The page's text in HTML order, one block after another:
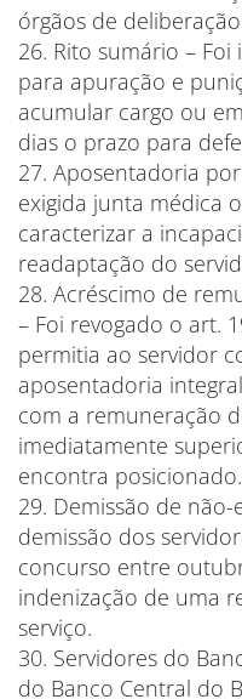
órgãos de
26. Rito sumário –
para apuração e
acumular cargo ou
dias o prazo para
27. Aposentadoria
exigida junta médica
caracterizar a
readaptação do
28. Acréscimo de
– Foi revogado o art.
permitia ao servidor
aposentadoria
com a remuneração
imediatamente
encontra posicionado.
29. Demissão de
demissão dos
concurso entre
indenização de uma
serviço.
30. Servidores do
do Banco Central do